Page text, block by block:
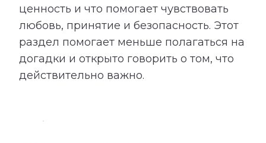
ценность и что помогает чувствовать
любовь, принятие и безопасность. Этот
раздел помогает меньше полагаться на
догадки и открыто говорить о том, что
действительно важно.